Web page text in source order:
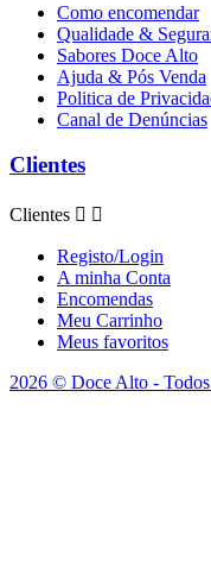
Como encomendar
Qualidade &
Sabores Doce Alto
Ajuda & Pós Venda
Politica de
Canal de Denúncias
Clientes
Clientes  
Registo/Login
A minha Conta
Encomendas
Meu Carrinho
Meus favoritos
2026 © Doce Alto - Todos